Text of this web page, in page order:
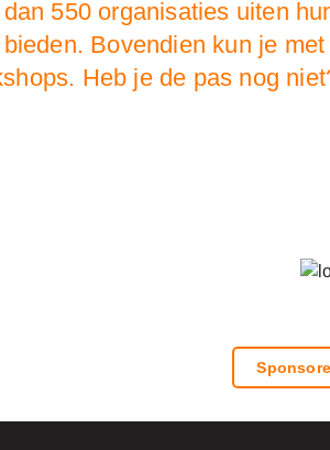
550 organisaties uiten
Bovendien kun je
Heb je de pas nog